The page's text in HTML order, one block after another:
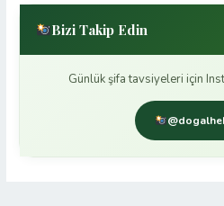
Bizi Takip Edin
Günlük şifa tavsiyeleri için